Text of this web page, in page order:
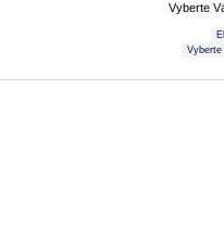
Vyberte